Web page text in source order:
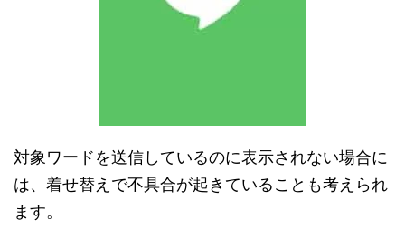
対象ワードを送信しているのに表示されない場合に
は、着せ替えで不具合が起きていることも考えられ
ます。